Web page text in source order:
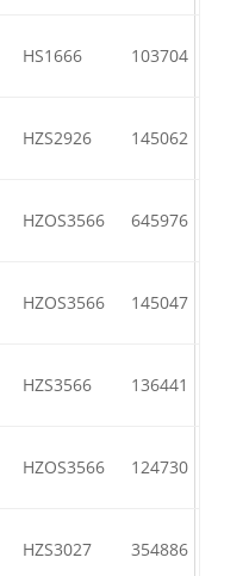
HS1666 103704
HZS2926 145062
HZOS3566 645976
HZOS3566 145047
HZS3566 136441
HZOS3566 124730
HZS3027 354886